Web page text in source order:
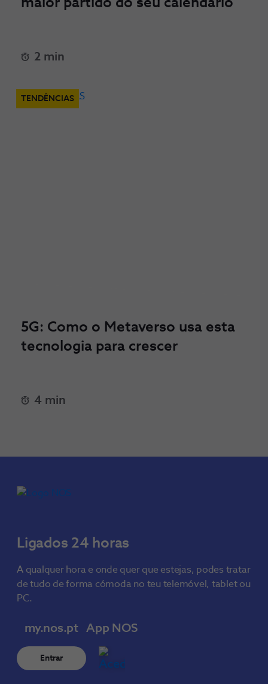
maior partido do seu calendário
2 min
TENDÊNCIAS
5G: Como o Metaverso usa esta
tecnologia para crescer
4 min
Ligados 24 horas
A qualquer hora e onde quer que estejas, podes tratar
de tudo de forma cómoda no teu telemóvel, tablet ou
PC.
my.nos.pt
Entrar
App NOS